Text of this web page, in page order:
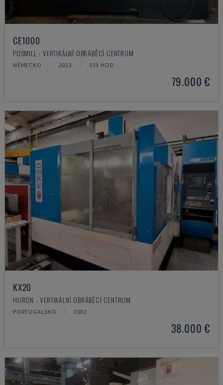
CE1000
POSMILL - VERTIKÁLNÍ OBRÁBĚCÍ CENTRUM
NĚMECKO 2023 533 HOD
79.000 €
KX20
HURON - VERTIKÁLNÍ OBRÁBĚCÍ CENTRUM
PORTUGALSKO 2002
38.000 €